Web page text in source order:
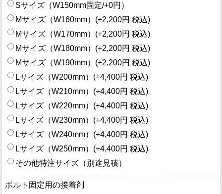
Sサイズ（W150mm固定/+0円）
Mサイズ（W160mm）(+2,200円 税込)
Mサイズ（W170mm）(+2,200円 税込)
Mサイズ（W180mm）(+2,200円 税込)
Mサイズ（W190mm）(+2,200円 税込)
Lサイズ（W200mm）(+4,400円 税込)
Lサイズ（W210mm）(+4,400円 税込)
Lサイズ（W220mm）(+4,400円 税込)
Lサイズ（W230mm）(+4,400円 税込)
Lサイズ（W240mm）(+4,400円 税込)
Lサイズ（W250mm）(+4,400円 税込)
その他特注サイズ（別途見積）
ボルト固定用の接着剤